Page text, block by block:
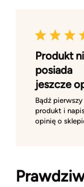
Produkt
posiada
jeszcze
Bądź
produkt i
opinię o